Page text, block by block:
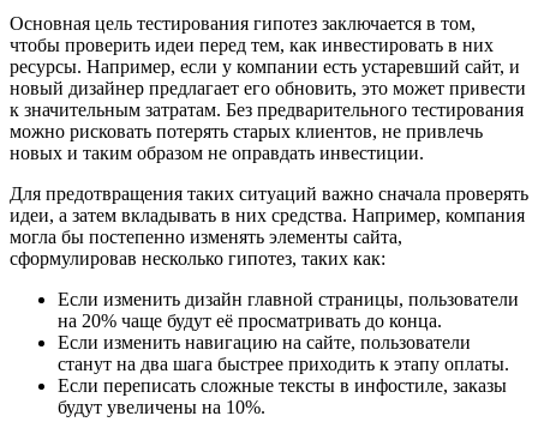
Основная цель тестирования гипотез заключается в том,
чтобы проверить идеи перед тем, как инвестировать в них
ресурсы. Например, если у компании есть устаревший сайт, и
новый дизайнер предлагает его обновить, это может привести
к значительным затратам. Без предварительного тестирования
можно рисковать потерять старых клиентов, не привлечь
новых и таким образом не оправдать инвестиции.
Для предотвращения таких ситуаций важно сначала проверять
идеи, а затем вкладывать в них средства. Например, компания
могла бы постепенно изменять элементы сайта,
сформулировав несколько гипотез, таких как:
Если изменить дизайн главной страницы, пользователи
на 20% чаще будут её просматривать до конца.
Если изменить навигацию на сайте, пользователи
станут на два шага быстрее приходить к этапу оплаты.
Если переписать сложные тексты в инфостиле, заказы
будут увеличены на 10%.